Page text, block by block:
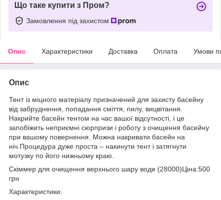
Що таке купити з Пром?
Замовлення під захистом
Опис Характеристики Доставка Оплата Умови
Опис
Тент із міцного матеріалу призначений для захисту басейну
від забруднення, попадання сміття, пилу, вицвітання.
Накрийте басейн тентом на час вашої відсутності, і це
запобіжить неприємні сюрпризи і роботу з очищення басейну
при вашому повернення. Можна накривати басейн на
ніч.Процедура дуже проста – накинути тент і затягнути
мотузку по його нижньому краю.
Скіммер для очищення верхнього шару води (28000)Ціна:500
грн
Характеристики: